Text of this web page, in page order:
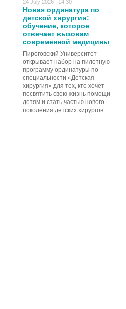
24 July 2026 , 14:30
Новая ординатура по
детской хирургии:
обучение, которое
отвечает вызовам
современной медицины
Пироговский Университет
открывает набор на пилотную
программу ординатуры по
специальности «Детская
хирургия» для тех, кто хочет
посвятить свою жизнь помощи
детям и стать частью нового
поколения детских хирургов.